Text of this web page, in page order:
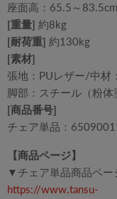
座面高：65.5～83.5cm
[重量] 約8kg
[耐荷重] 約130kg
[素材]
張地：PUレザー/中材
脚部：スチール（粉体
[商品番号]
チェア単品：
【商品ページ】
▼ チェア単品商品ペー
https://www.tansu-